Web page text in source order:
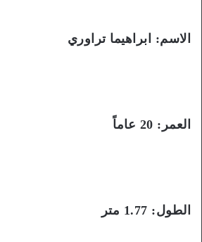
الاسم: ابراهيما تراوري
العمر: 20 عاماً
الطول: 1.77 متر